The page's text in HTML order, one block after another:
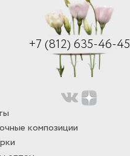
+7 (812) 635-46-45
композиции